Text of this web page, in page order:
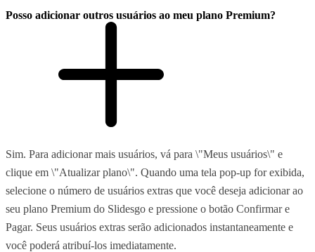
Posso adicionar outros usuários ao meu plano Premium?
Sim. Para adicionar mais usuários, vá para \"Meus usuários\" e
clique em \"Atualizar plano\". Quando uma tela pop-up for exibida,
selecione o número de usuários extras que você deseja adicionar ao
seu plano Premium do Slidesgo e pressione o botão Confirmar e
Pagar. Seus usuários extras serão adicionados instantaneamente e
você poderá atribuí-los imediatamente.